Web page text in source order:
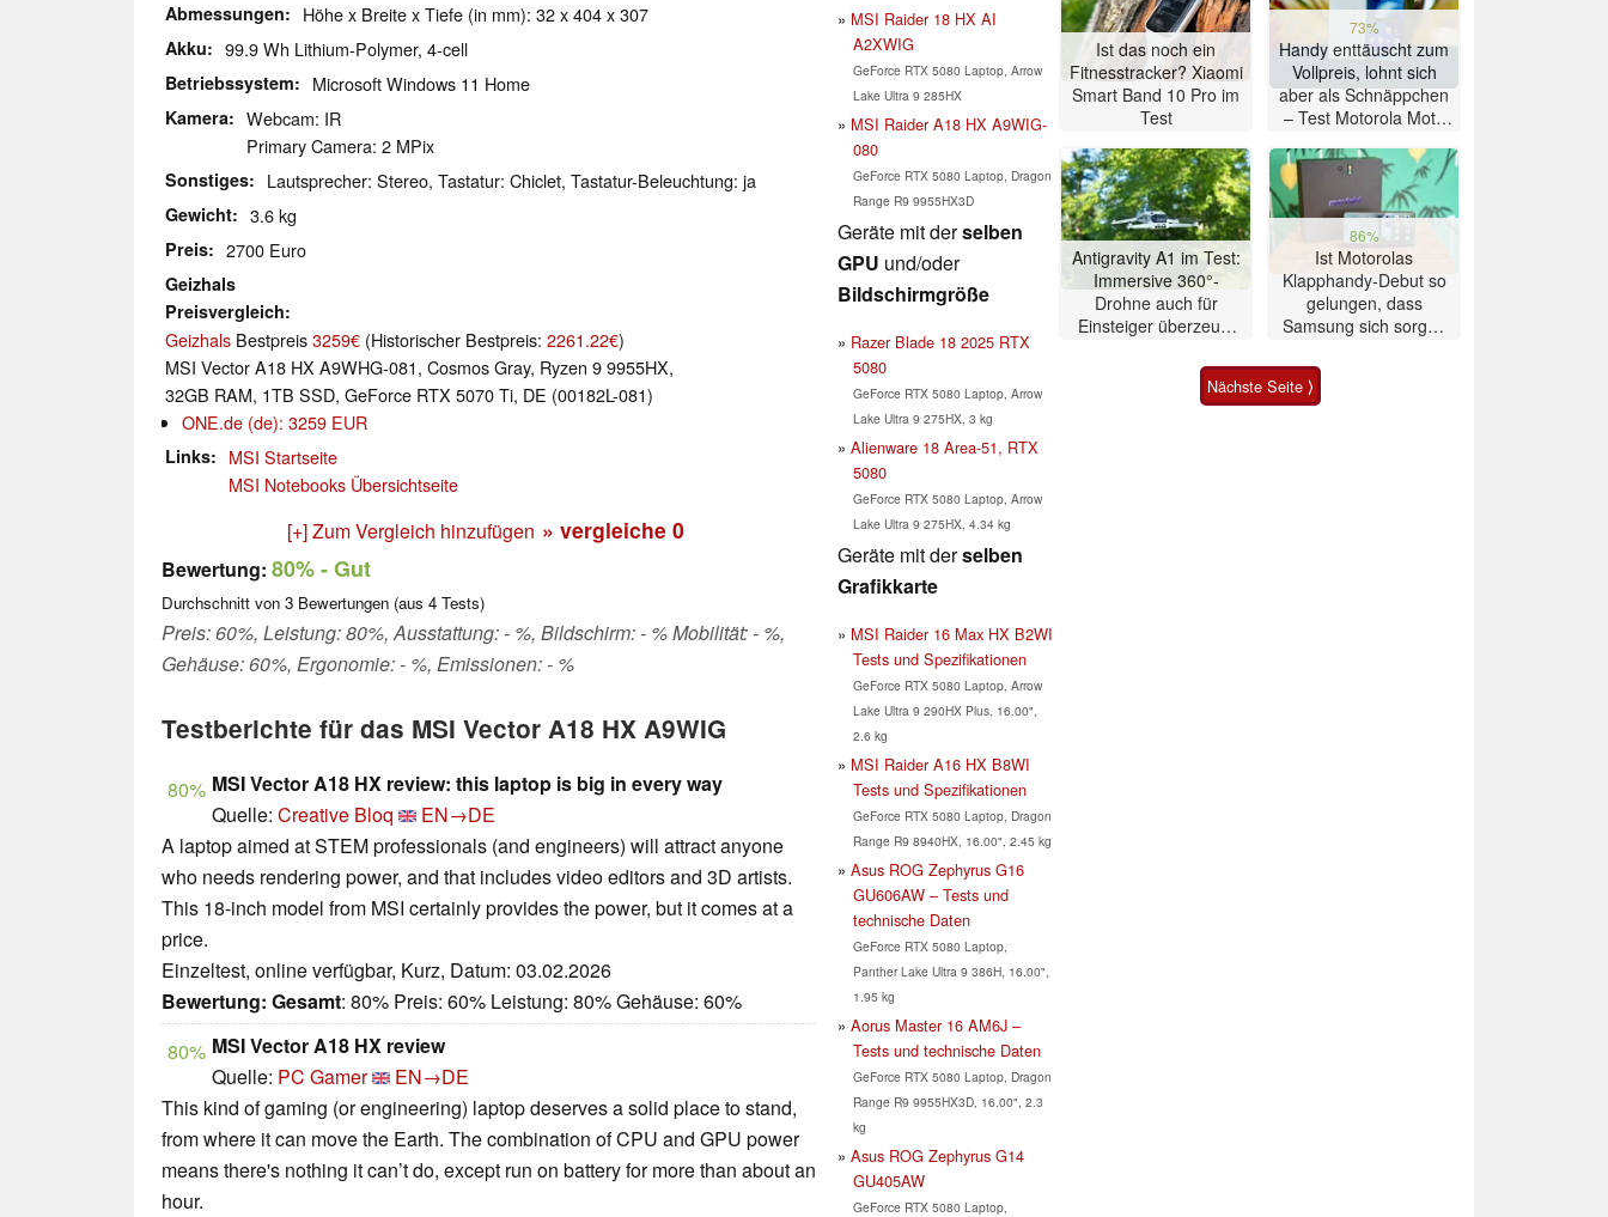
Abmessungen Höhe x Breite x Tiefe (in mm): 32 x 404 x 307
Akku 99.9 Wh Lithium-Polymer, 4-cell
Betriebssystem Microsoft Windows 11 Home
Kamera
Webcam: IR
Primary Camera: 2 MPix
Sonstiges Lautsprecher: Stereo, Tastatur: Chiclet, Tastatur-Beleuchtung: ja
Gewicht 3.6 kg
Preis 2700 Euro
Geizhals
Preisvergleich
Geizhals Bestpreis3259€ (Historischer Bestpreis: 2261.22€)
MSI Vector A18 HX A9WHG-081, Cosmos Gray, Ryzen 9 9955HX,
32GB RAM, 1TB SSD, GeForce RTX 5070 Ti, DE (00182L-081)
ONE.de (de): 3259 EUR
Links
MSI Startseite
MSI Notebooks Übersichtseite
[+] Zum Vergleich hinzufügen » vergleiche 0
Bewertung: 80%- Gut
Durchschnitt von 3 Bewertungen (aus 4 Tests)
Preis: 60%, Leistung: 80%, Ausstattung: - %, Bildschirm: - % Mobilität: - %,
Gehäuse: 60%, Ergonomie: - %, Emissionen: - %
Testberichte für das MSI Vector A18 HX A9WIG
80% MSI Vector A18 HX review: this laptop is big in every way
Quelle: Creative Bloq
EN→DE
A laptop aimed at STEM professionals (and engineers) will attract anyone
who needs rendering power, and that includes video editors and 3D artists.
This 18-inch model from MSI certainly provides the power, but it comes at a
price.
Einzeltest, online verfügbar, Kurz, Datum: 03.02.2026
Bewertung: Gesamt: 80% Preis: 60% Leistung: 80% Gehäuse: 60%
80% MSI Vector A18 HX review
Quelle: PC Gamer
EN→DE
This kind of gaming (or engineering) laptop deserves a solid place to stand,
from where it can move the Earth. The combination of CPU and GPU power
means there's nothing it can’t do, except run on battery for more than about an
hour.
MSI Raider 18 HX AI
A2XWIG
GeForce RTX 5080 Laptop, Arrow
Lake Ultra 9 285HX
MSI Raider A18 HX A9WIG-
080
GeForce RTX 5080 Laptop, Dragon
Range R9 9955HX3D
Geräte mit derselben
GPU und/oder
Bildschirmgröße
Razer Blade 18 2025 RTX
5080
GeForce RTX 5080 Laptop, Arrow
Lake Ultra 9 275HX, 3 kg
Alienware 18 Area-51, RTX
5080
GeForce RTX 5080 Laptop, Arrow
Lake Ultra 9 275HX, 4.34 kg
Geräte mit derselben
Grafikkarte
MSI Raider 16 Max HX B2WI
Tests und Spezifikationen
GeForce RTX 5080 Laptop, Arrow
Lake Ultra 9 290HX Plus, 16.00",
2.6 kg
MSI Raider A16 HX B8WI
Tests und Spezifikationen
GeForce RTX 5080 Laptop, Dragon
Range R9 8940HX, 16.00", 2.45 kg
Asus ROG Zephyrus G16
GU606AW – Tests und
technische Daten
GeForce RTX 5080 Laptop,
Panther Lake Ultra 9 386H, 16.00",
1.95 kg
Aorus Master 16 AM6J –
Tests und technische Daten
GeForce RTX 5080 Laptop, Dragon
Range R9 9955HX3D, 16.00", 2.3
kg
Asus ROG Zephyrus G14
GU405AW
GeForce RTX 5080 Laptop,
Ist das noch ein
Fitnesstracker? Xiaomi
Smart Band 10 Pro im
Test
73%
Handy enttäuscht zum
Vollpreis, lohnt sich
aber als Schnäppchen
– Test Motorola Moto
Antigravity A1 im Test:
Immersive 360°-
Drohne auch für
Einsteiger überzeugt
86%
Ist Motorolas
Klapphandy-Debut so
gelungen, dass
Samsung sich sorgen
Smartphone im Test
Nächste Seite ⟩